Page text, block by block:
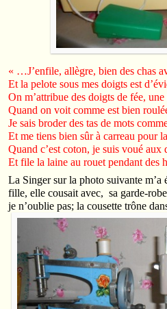
« …J’enfile, allègre, bien des chas
Et la pelote sous mes doigts est
On m’attribue des doigts de fée, une
Quand on voit comme est bien
Je sais broder des tas de mots
Et me tiens bien sûr à carreau pour
Quand c’est coton, je suis voué aux
Et file la laine au rouet pendant des
La Singer sur la photo suivante m’a
fille, elle cousait avec, sa garde-
je n’oublie pas; la cousette trône